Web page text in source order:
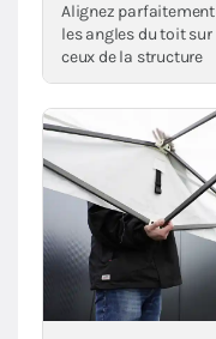
Alignez parfaitement
les angles du toit sur
ceux de la structure